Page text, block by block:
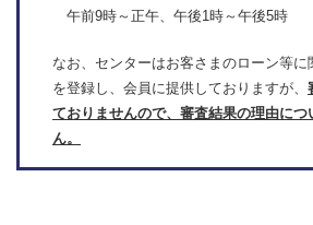
午前9時～正午、午後1時～午後5時
なお、センターはお客さまのローン等に
を登録し、会員に提供しておりますが、
ておりませんので、審査結果の理由につ
ん。